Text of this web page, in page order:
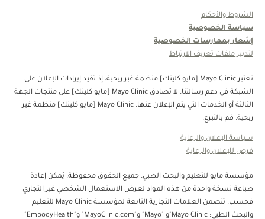
الشروط والأحكام
سياسة الخصوصية
إشعار بممارسات الخصوصية
لتدبير ملفات تعريف الارتباط
تعتبر Mayo Clinic [مايو كلينك] منظمة غبر ربحية، إذ تفيد إيرادات الإعلان على
الشبكة في دعم رسالتنا. لا تُصادق Mayo Clinic [مايو كلينك] على منتجات الجهة
الثالثة أو الخدمات التي يتم الإعلان عنها. Mayo Clinic [مايو كلينك] منظمة غير
ربحية. قم بالتبرع.
سياسة الإعلان والرعاية
فرص للإعلان والرعاية
مؤسسة مايو للتعليم والبحث الطبي. جميع الحقوق محفوظة. يُمكن إعادة
طباعة نسخة واحدة من هذه المواد لغرض الاستعمال الشخصي غير التجاري
فحسب. تتضمن العلامات التجارية التابعة لمؤسسة Mayo Clinic للتعليم
والبحث الطبي: Mayo Clinic"و "Mayo" و"MayoClinic.com" و"EmbodyHealth"